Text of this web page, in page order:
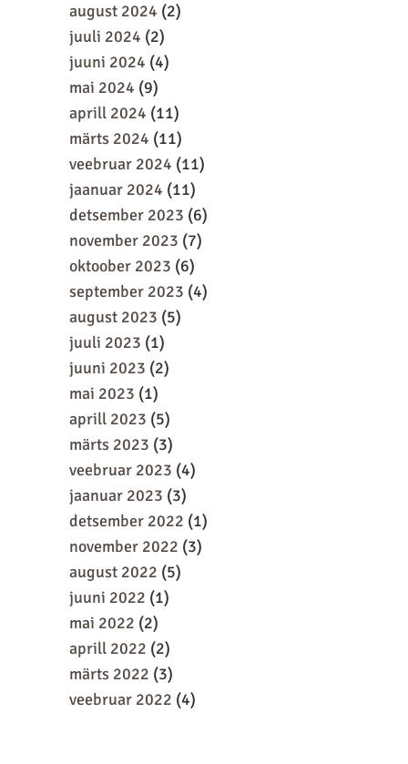
august 2024 (2)
juuli 2024 (2)
juuni 2024 (4)
mai 2024 (9)
aprill 2024 (11)
märts 2024 (11)
veebruar 2024 (11)
jaanuar 2024 (11)
detsember 2023 (6)
november 2023 (7)
oktoober 2023 (6)
september 2023 (4)
august 2023 (5)
juuli 2023 (1)
juuni 2023 (2)
mai 2023 (1)
aprill 2023 (5)
märts 2023 (3)
veebruar 2023 (4)
jaanuar 2023 (3)
detsember 2022 (1)
november 2022 (3)
august 2022 (5)
juuni 2022 (1)
mai 2022 (2)
aprill 2022 (2)
märts 2022 (3)
veebruar 2022 (4)